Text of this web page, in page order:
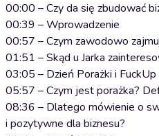
00:00 – Czy da się zbudować
00:39 – Wprowadzenie
00:57 – Czym zawodowo
01:51 – Skąd u Jarka
03:05 – Dzień Porażki i FuckUp
05:57 – Czym jest porażka?
08:36 – Dlatego mówienie o
i pozytywne dla biznesu?